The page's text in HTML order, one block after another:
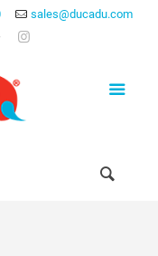
sales@ducadu.com